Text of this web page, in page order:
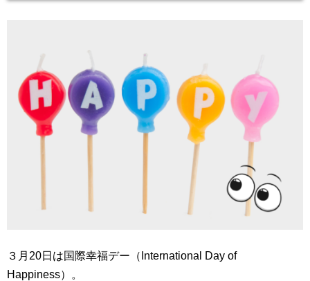
３月20日は国際幸福デー（International Day of
Happiness）。